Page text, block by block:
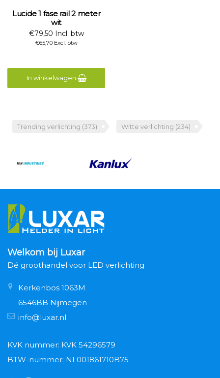
Lucide 1 fase rail 2 meter
wit
€79,50 Incl. btw
€65,70 Excl. btw
In winkelwagen
Trending verlichting (373) Witte verlichting (234)
Welkom bij Luxar
Dé groothandel voor LED verlichting
Kerkenbos 1063M
6546BB Nijmegen
info@luxar.nl
KVK nummer: KVK 54296579
BTW-nummer: NL001861710B75